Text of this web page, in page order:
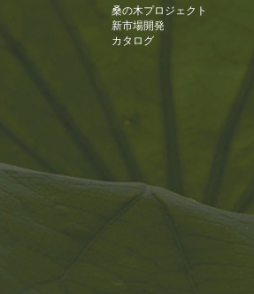
桑の木プロジェクト
新市場開発
カタログ